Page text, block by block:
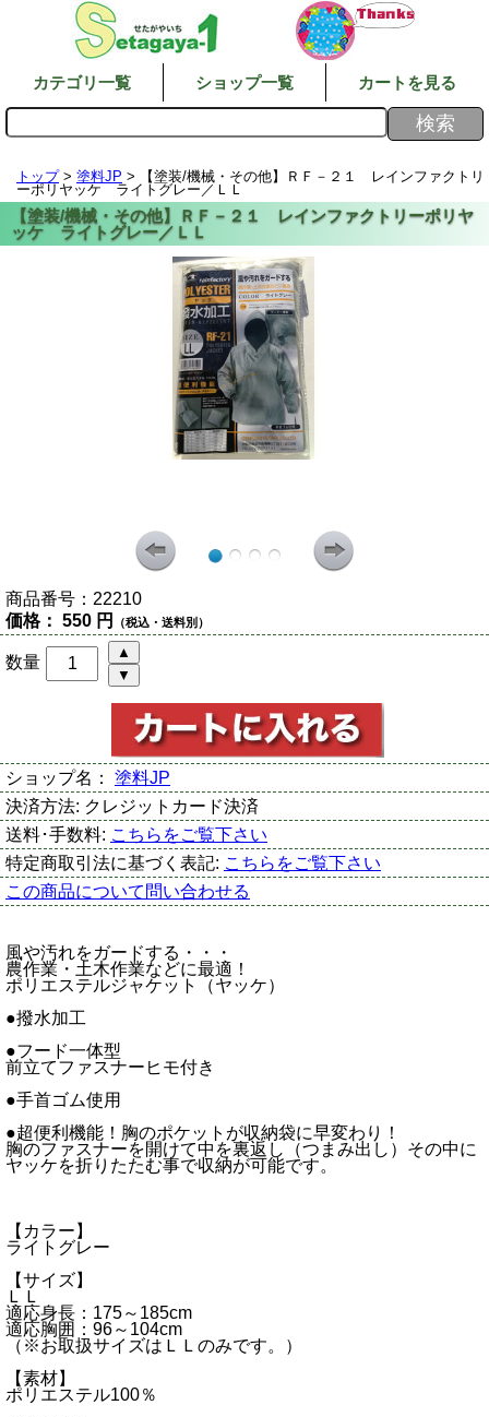
カテゴリ一覧 ショップ一覧 カートを見る
トップ> 塗料JP > 【塗装/機械・その他】ＲＦ－２１ レインファクトリ
ーポリヤッケ ライトグレー／ＬＬ
商品番号： 22210
価格： 550 円 （税込・送料別）
数量
ショップ名： 塗料JP
決済方法: クレジットカード決済
送料･手数料: こちらをご覧下さい
特定商取引法に基づく表記: こちらをご覧下さい
この商品について問い合わせる
風や汚れをガードする・・・
農作業・土木作業などに最適！
ポリエステルジャケット（ヤッケ）
●撥水加工
●フード一体型
前立てファスナーヒモ付き
●手首ゴム使用
●超便利機能！胸のポケットが収納袋に早変わり！
胸のファスナーを開けて中を裏返し（つまみ出し）その中に
ヤッケを折りたたむ事で収納が可能です。
【カラー】
ライトグレー
【サイズ】
ＬＬ
適応身長：175～185cm
適応胸囲：96～104cm
（※お取扱サイズはＬＬのみです。）
【素材】
ポリエステル100％